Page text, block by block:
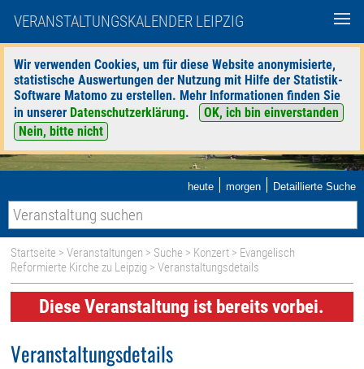
VERANSTALTUNGSKALENDER LEIPZIG
Wir verwenden Cookies, um für diese Website anonymisierte,
statistische Auswertungen der Nutzung mit Hilfe der Statistik-
Software Matomo zu erstellen. Mehr Informationen finden Sie
in unserer Datenschutzerklärung.
OK, ich bin einverstanden
Nein, bitte nicht
heute | morgen | Detaillierte Suche
Startseite >Veranstaltungen > Suche > Konzert > Evangelisch
Reformierte Kirche zu Leipzig > Veranstaltungsdetails
Diese Veranstaltung ist bereits vorbei.
Veranstaltungsdetails